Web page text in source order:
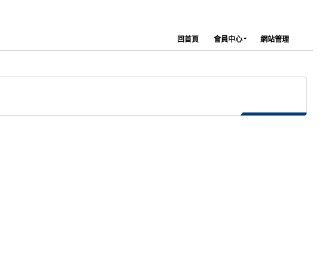
回首頁 會員中心 網站管理